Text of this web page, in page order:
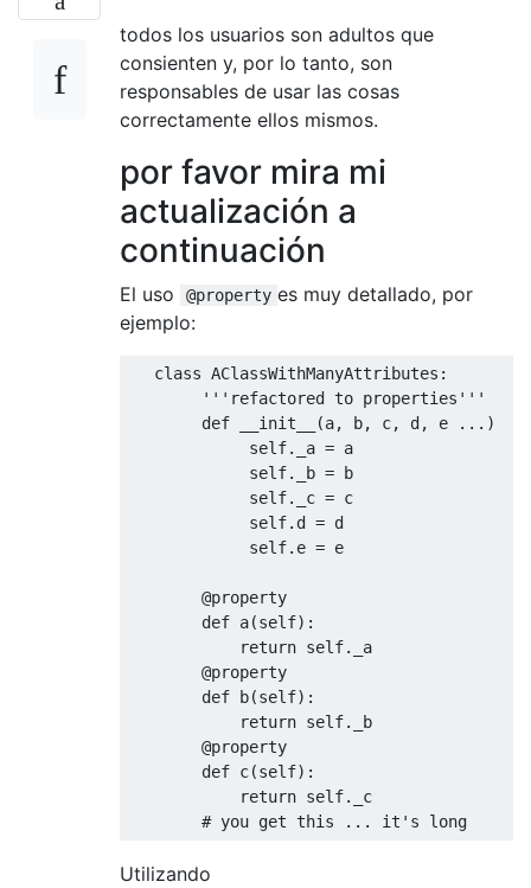
todos los usuarios son adultos que
consienten y, por lo tanto, son
responsables de usar las cosas
correctamente ellos mismos.
por favor mira mi
actualización a
continuación
El uso @property es muy detallado, por
ejemplo:
class AClassWithManyAttributes :
'''refactored to properties'''
def __init__ (a, b, c, d, e
...)
             self
. _a = a
             self
. _b = b
             self
. _c = c
             self
. d = d
             self
. e = e
@property
def a(self):
return self.
_a
@property
def b(self):
return self.
_b
@property
def c(self):
return self.
_c
# you get this ... it's long
Utilizando